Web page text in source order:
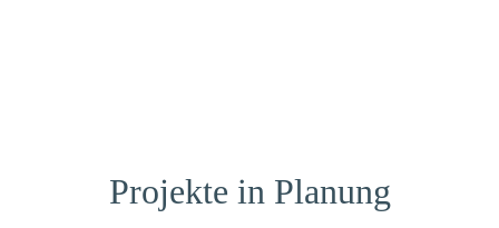
Projekte in Planung